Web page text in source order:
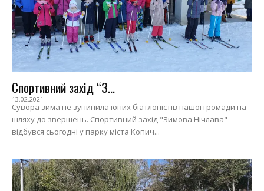
Спортивний захід “З...
13.02.2021
Сувора зима не зупинила юних біатлоністів нашої громади на
шляху до звершень. Спортивний захід "Зимова Нічлава"
відбувся сьогодні у парку міста Копич...